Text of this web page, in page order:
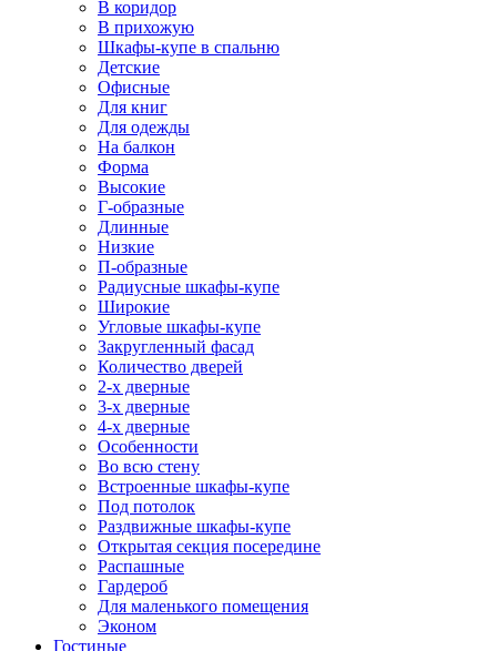
В коридор
В прихожую
Шкафы-купе в спальню
Детские
Офисные
Для книг
Для одежды
На балкон
Форма
Высокие
Г-образные
Длинные
Низкие
П-образные
Радиусные шкафы-купе
Широкие
Угловые шкафы-купе
Закругленный фасад
Количество дверей
2-х дверные
3-х дверные
4-х дверные
Особенности
Во всю стену
Встроенные шкафы-купе
Под потолок
Раздвижные шкафы-купе
Открытая секция посередине
Распашные
Гардероб
Для маленького помещения
Эконом
Гостиные